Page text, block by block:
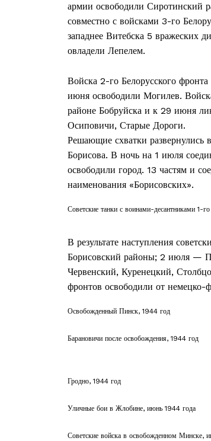
армии освободили Сиротинский
совместно с войсками 3-го
западнее Витебска 5 вражеских
овладели Лепелем.
Войска 2-го Белорусского
июня освободили Могилев.
районе Бобруйска и к 29 июня
Осиповичи, Старые Дороги.
Решающие схватки развернулись
Борисова. В ночь на 1 июля
освободили город. 13 частям и
наименования «Борисовских».
Советские танки с воинами-десантниками 1-
В результате наступления
Борисовский районы; 2 июля —
Червенский, Куренецкий,
фронтов освободили от немецко-
Освобожденный Пинск, 1944 год
Барановичи после освобождения, 1944 год
Гродно, 1944 год
Уличные бои в Жлобине, июнь 1944 года
Советские войска в освобожденном Минске,